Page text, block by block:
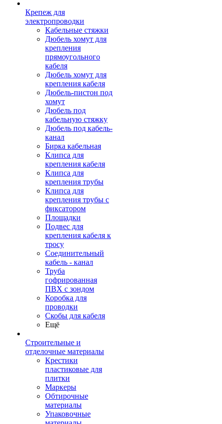
Крепеж для
электропроводки
Кабельные стяжки
Дюбель хомут для
крепления
прямоугольного
кабеля
Дюбель хомут для
крепления кабеля
Дюбель-пистон под
хомут
Дюбель под
кабельную стяжку
Дюбель под кабель-
канал
Бирка кабельная
Клипса для
крепления кабеля
Клипса для
крепления трубы
Клипса для
крепления трубы с
фиксатором
Площадки
Подвес для
крепления кабеля к
тросу
Соединительный
кабель - канал
Труба
гофрированная
ПВХ с зондом
Коробка для
проводки
Скобы для кабеля
Ещё
Строительные и
отделочные материалы
Крестики
пластиковые для
плитки
Маркеры
Обтирочные
материалы
Упаковочные